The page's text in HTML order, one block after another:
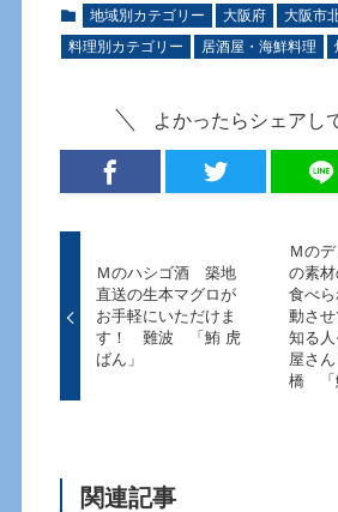
地域別カテゴリー 大阪府
大阪市
料理別カテゴリー
居酒屋・海鮮料理
よかったらシェアし
Ｍのハシゴ酒 築地
直送の生本マグロが
お手軽にいただけま
す！ 難波 「鮪 虎
ばん」
Ｍの
の素
食べ
動さ
知る人
屋さ
橋 「
関連記事